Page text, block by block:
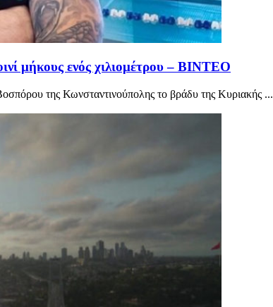
μήκους ενός χιλιομέτρου – ΒΙΝΤΕΟ
της Κωνσταντινούπολης το βράδυ της Κυριακής ...